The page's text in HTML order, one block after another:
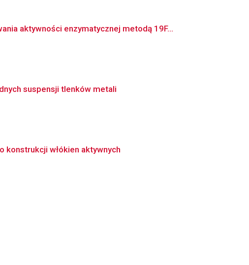
aktywności enzymatycznej metodą 19F...
suspensji tlenków metali
konstrukcji włókien aktywnych